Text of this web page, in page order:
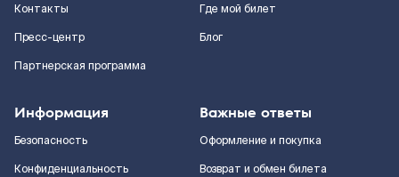
Контакты
Пресс-центр
Партнерская программа
Где мой билет
Блог
Информация
Безопасность
Конфиденциальность
Важные ответы
Оформление и покупка
Возврат и обмен билета